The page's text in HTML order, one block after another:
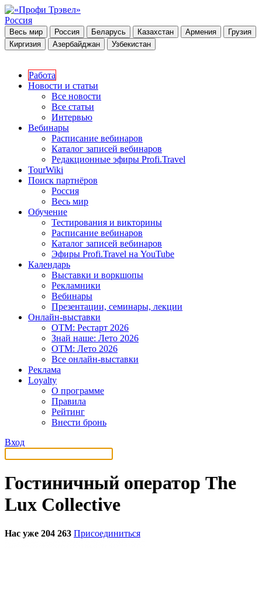
Россия
Весь мир Россия Беларусь Казахстан Армения
Грузия
Киргизия
Азербайджан Узбекистан
Работа
Новости и статьи
Все новости
Все статьи
Интервью
Вебинары
Расписание вебинаров
Каталог записей вебинаров
Редакционные эфиры Profi.Travel
TourWiki
Поиск партнёров
Россия
Весь мир
Обучение
Тестирования и викторины
Расписание вебинаров
Каталог записей вебинаров
Эфиры Profi.Travel на YouTube
Календарь
Выставки и воркшопы
Рекламники
Вебинары
Презентации, семинары, лекции
Онлайн-выставки
OTM: Рестарт 2026
Знай наше: Лето 2026
OTM: Лето 2026
Все онлайн-выставки
Реклама
Loyalty
О программе
Правила
Рейтинг
Внести бронь
Вход
Гостиничный оператор The
Lux Collective
Нас уже 204 263 Присоединиться